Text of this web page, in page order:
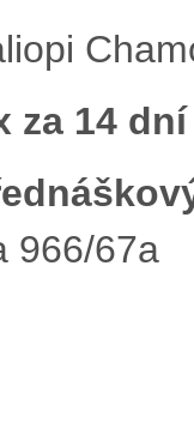
za 14
966/67a